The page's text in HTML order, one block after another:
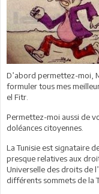
D’abord permettez-moi,
formuler tous mes
el Fitr.
Permettez-moi aussi de
doléances citoyennes.
La Tunisie est signataire
presque relatives aux
Universelle des droits de
différents sommets de la